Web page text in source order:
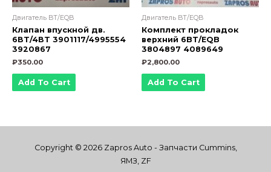
Двигатель BT/EQB
Клапан впускной дв.
6ВТ/4ВТ 3901117/4995554
3920867
₽350.00
Add To Cart
Двигатель BT/EQB
Комплект прокладок
верхний 6BT/EQB
3804897 4089649
₽2,800.00
Add To Cart
Copyright © 2026 Zapros Auto - Запчасти Cummins,
ЯМЗ, ZF